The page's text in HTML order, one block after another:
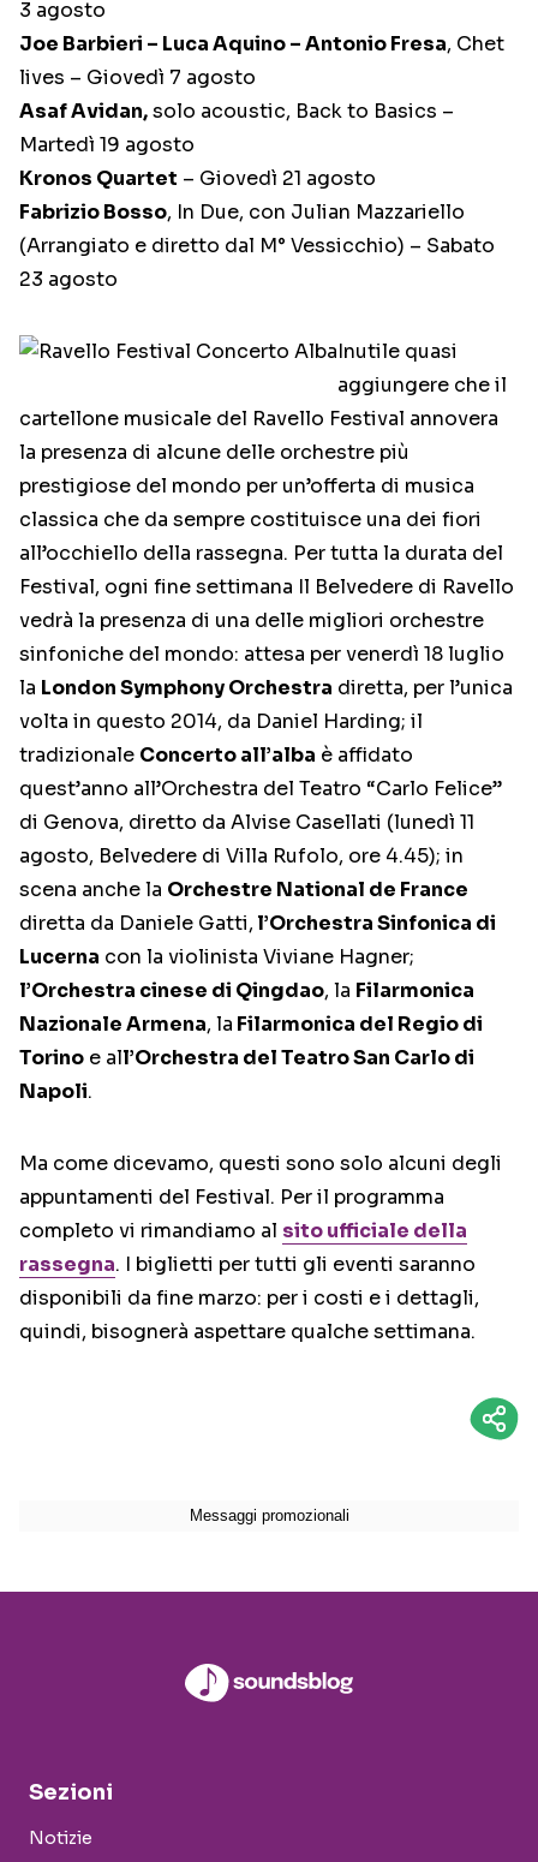
3 agosto
Joe Barbieri – Luca Aquino – Antonio Fresa, Chet
lives – Giovedì 7 agosto
Asaf Avidan,solo acoustic, Back to Basics –
Martedì 19 agosto
Kronos Quartet – Giovedì 21 agosto
Fabrizio Bosso, In Due, con Julian Mazzariello
(Arrangiato e diretto dal M° Vessicchio) – Sabato
23 agosto
Inutile quasi
aggiungere che il
cartellone musicale del Ravello Festival annovera
la presenza di alcune delle orchestre più
prestigiose del mondo per un’offerta di musica
classica che da sempre costituisce una dei fiori
all’occhiello della rassegna. Per tutta la durata del
Festival, ogni fine settimana Il Belvedere di Ravello
vedrà la presenza di una delle migliori orchestre
sinfoniche del mondo: attesa per venerdì 18 luglio
la London Symphony Orchestra diretta, per l’unica
volta in questo 2014, da Daniel Harding; il
tradizionale Concerto all’alba è affidato
quest’anno all’Orchestra del Teatro “Carlo Felice”
di Genova, diretto da Alvise Casellati (lunedì 11
agosto, Belvedere di Villa Rufolo, ore 4.45); in
scena anche la Orchestre National de France
diretta da Daniele Gatti, l’Orchestra Sinfonica di
Lucerna con la violinista Viviane Hagner;
l’Orchestra cinese di Qingdao, la Filarmonica
Nazionale Armena, la Filarmonica del Regio di
Torino e all’Orchestra del Teatro San Carlo di
Napoli.
Ma come dicevamo, questi sono solo alcuni degli
appuntamenti del Festival. Per il programma
completo vi rimandiamo al sito ufficiale della
rassegna. I biglietti per tutti gli eventi saranno
disponibili da fine marzo: per i costi e i dettagli,
quindi, bisognerà aspettare qualche settimana.
Sezioni
Notizie